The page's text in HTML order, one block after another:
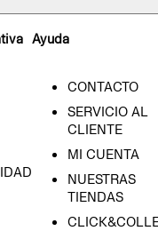
Ayuda
CONTACTO
SERVICIO AL
CLIENTE
MI CUENTA
NUESTRAS
TIENDAS